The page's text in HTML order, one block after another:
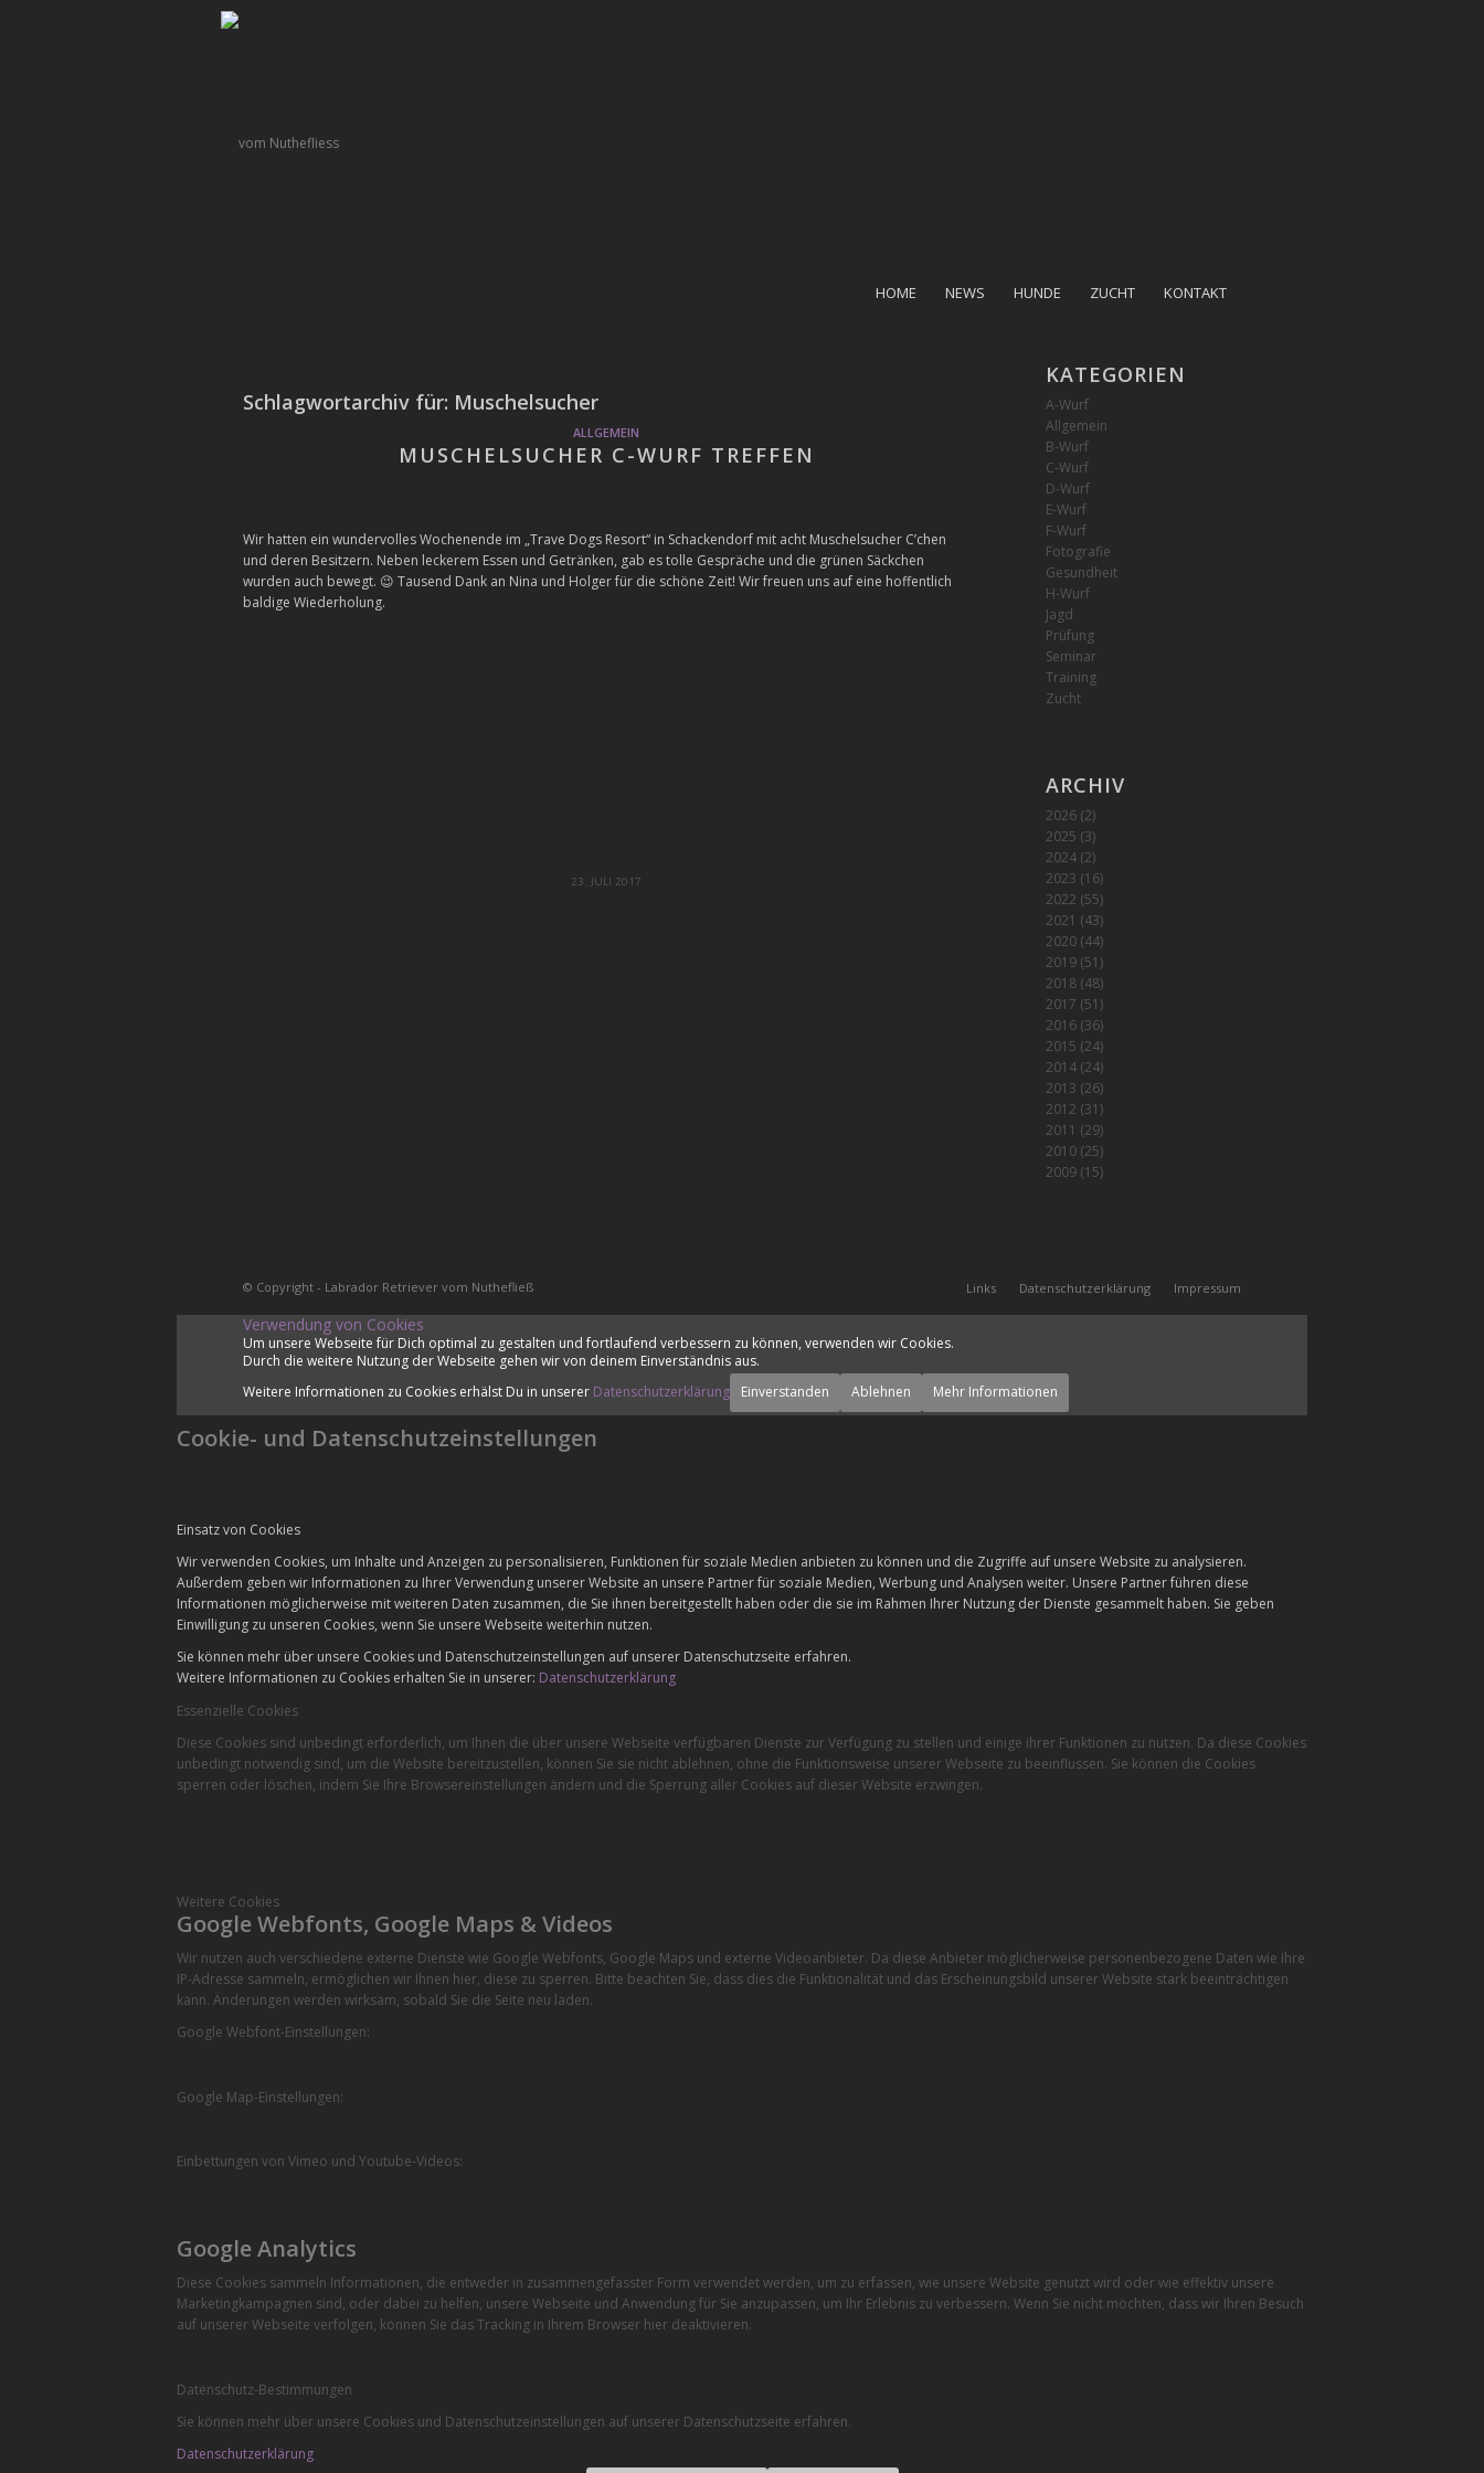
HOME NEWS HUNDE ZUCHT KONTAKT
Schlagwortarchiv für: Muschelsucher
ALLGEMEIN
MUSCHELSUCHER C-WURF TREFFEN
Wir hatten ein wundervolles Wochenende im „Trave Dogs Resort“ in Schackendorf mit acht Muschelsucher C’chen
und deren Besitzern. Neben leckerem Essen und Getränken, gab es tolle Gespräche und die grünen Säckchen
wurden auch bewegt. 😉 Tausend Dank an Nina und Holger für die schöne Zeit! Wir freuen uns auf eine hoffentlich
baldige Wiederholung.
23. JULI 2017
KATEGORIEN
A-Wurf
Allgemein
B-Wurf
C-Wurf
D-Wurf
E-Wurf
F-Wurf
Fotografie
Gesundheit
H-Wurf
Jagd
Prüfung
Seminar
Training
Zucht
ARCHIV
2026(2)
2025 (3)
2024(2)
2023 (16)
2022 (55)
2021 (43)
2020(44)
2019(51)
2018(48)
2017 (51)
2016(36)
2015 (24)
2014(24)
2013 (26)
2012 (31)
2011 (29)
2010(25)
2009(15)
© Copyright - Labrador Retriever vom Nuthefließ Links Datenschutzerklärung Impressum
Verwendung von Cookies
Um unsere Webseite für Dich optimal zu gestalten und fortlaufend verbessern zu können, verwenden wir Cookies.
Durch die weitere Nutzung der Webseite gehen wir von deinem Einverständnis aus.
Weitere Informationen zu Cookies erhälst Du in unserer Datenschutzerklärung Einverstanden Ablehnen Mehr Informationen
Cookie- und Datenschutzeinstellungen
Einsatz von Cookies
Wir verwenden Cookies, um Inhalte und Anzeigen zu personalisieren, Funktionen für soziale Medien anbieten zu können und die Zugriffe auf unsere Website zu analysieren.
Außerdem geben wir Informationen zu Ihrer Verwendung unserer Website an unsere Partner für soziale Medien, Werbung und Analysen weiter. Unsere Partner führen diese
Informationen möglicherweise mit weiteren Daten zusammen, die Sie ihnen bereitgestellt haben oder die sie im Rahmen Ihrer Nutzung der Dienste gesammelt haben. Sie geben
Einwilligung zu unseren Cookies, wenn Sie unsere Webseite weiterhin nutzen.
Sie können mehr über unsere Cookies und Datenschutzeinstellungen auf unserer Datenschutzseite erfahren.
Weitere Informationen zu Cookies erhalten Sie in unserer: Datenschutzerklärung
Essenzielle Cookies
Diese Cookies sind unbedingt erforderlich, um Ihnen die über unsere Webseite verfügbaren Dienste zur Verfügung zu stellen und einige ihrer Funktionen zu nutzen. Da diese Cookies
unbedingt notwendig sind, um die Website bereitzustellen, können Sie sie nicht ablehnen, ohne die Funktionsweise unserer Webseite zu beeinflussen. Sie können die Cookies
sperren oder löschen, indem Sie Ihre Browsereinstellungen ändern und die Sperrung aller Cookies auf dieser Website erzwingen.
Weitere Cookies
Google Webfonts, Google Maps & Videos
Wir nutzen auch verschiedene externe Dienste wie Google Webfonts, Google Maps und externe Videoanbieter. Da diese Anbieter möglicherweise personenbezogene Daten wie Ihre
IP-Adresse sammeln, ermöglichen wir Ihnen hier, diese zu sperren. Bitte beachten Sie, dass dies die Funktionalität und das Erscheinungsbild unserer Website stark beeinträchtigen
kann. Änderungen werden wirksam, sobald Sie die Seite neu laden.
Google Webfont-Einstellungen:
Google Map-Einstellungen:
Einbettungen von Vimeo und Youtube-Videos:
Google Analytics
Diese Cookies sammeln Informationen, die entweder in zusammengefasster Form verwendet werden, um zu erfassen, wie unsere Website genutzt wird oder wie effektiv unsere
Marketingkampagnen sind, oder dabei zu helfen, unsere Webseite und Anwendung für Sie anzupassen, um Ihr Erlebnis zu verbessern. Wenn Sie nicht möchten, dass wir Ihren Besuch
auf unserer Webseite verfolgen, können Sie das Tracking in Ihrem Browser hier deaktivieren.
Datenschutz-Bestimmungen
Sie können mehr über unsere Cookies und Datenschutzeinstellungen auf unserer Datenschutzseite erfahren.
Datenschutzerklärung